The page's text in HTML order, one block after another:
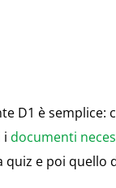
D1 è semplice:
i documenti
quiz e poi quello